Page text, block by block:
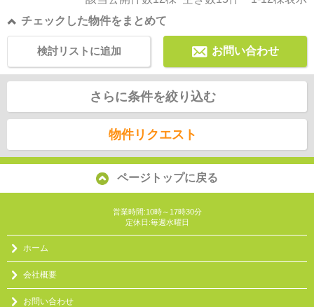
チェックした物件をまとめて
お問い合わせ
検討リストに追加
さらに条件を絞り込む
物件リクエスト
ページトップに戻る
営業時間:10時～17時30分
定休日:毎週水曜日
ホーム
会社概要
お問い合わせ